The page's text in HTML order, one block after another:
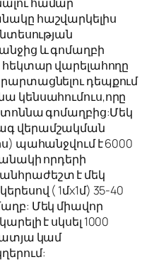
հաշվարկելիս
և գոմաղբի
հեկտար վարելահողը
դեպքում
կենսահումուս,որը
տոննա գոմաղբից:Մեկ
վերամշակման
պահանջվում է 6000
որդերի
է մեկ
( 1մx1մ) 35-40
Մեկ միավոր
է սկսել 1000
կամ